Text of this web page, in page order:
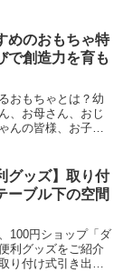
円！「この値段で本
...
めのおもちゃ特
で創造力を育も
おもちゃとは？幼
、お母さん、おじ
んの皆様、お子さ
」ランキングで
...
グッズ】取り付
ーブル下の空間
100円ショップ「ダ
利グッズをご紹介
り付け式引き出